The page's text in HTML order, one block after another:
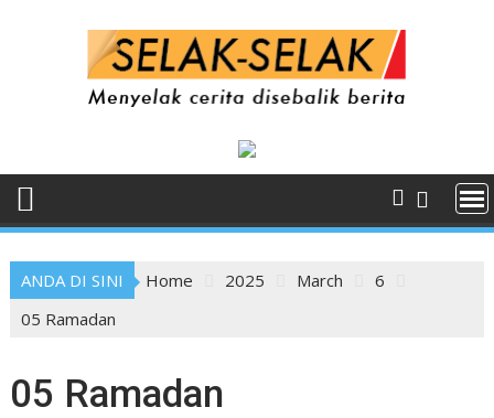
ANDA DI SINI Home 2025 March
6
05 Ramadan
05 Ramadan